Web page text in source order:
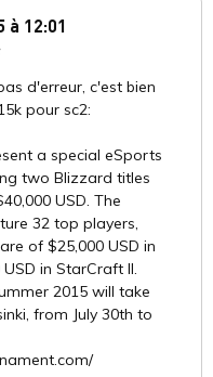
à 12:01
d'erreur, c'est bien
pour sc2:
a special eSports
two Blizzard titles
USD. The
32 top players,
of $25,000 USD in
in StarCraft II.
2015 will take
from July 30th to